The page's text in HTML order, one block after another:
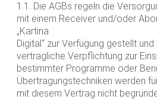
1.1. Die AGBs regeln die
mit einem Receiver und/oder
„Kartina
Digital“ zur Verfügung gestellt
vertragliche Verpflichtung zur
bestimmter Programme oder
Übertragungstechniken werden
mit diesem Vertrag nicht